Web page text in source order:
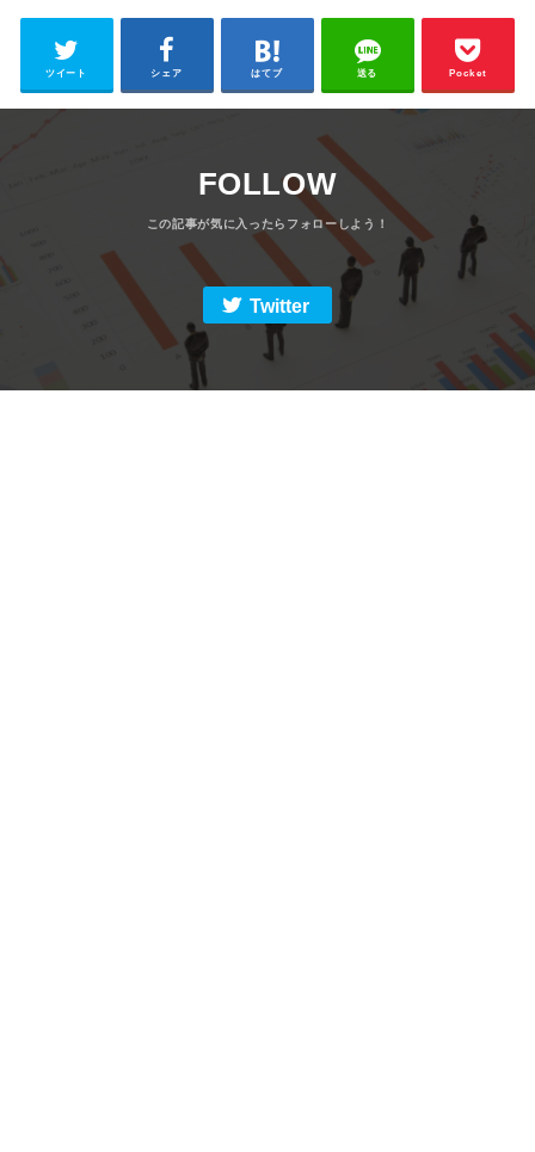
ツイート シェア はてブ 送る Pocket
FOLLOW
Twitter